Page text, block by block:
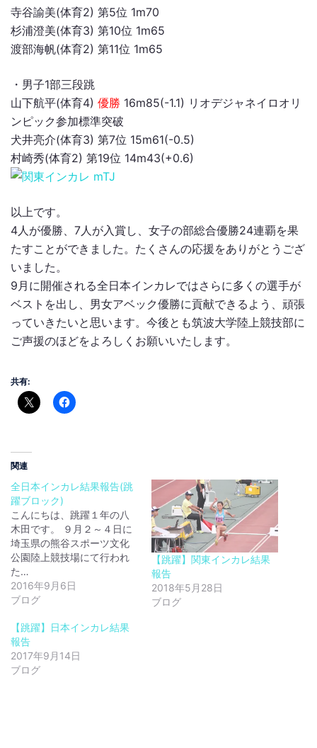
寺谷諭美(体育2) 第5位 1m70
杉浦澄美(体育3) 第10位 1m65
渡部海帆(体育2) 第11位 1m65
・男子1部三段跳
山下航平(体育4) 優勝 16m85(-1.1) リオデジャネイロオリ
ンピック参加標準突破
犬井亮介(体育3) 第7位 15m61(-0.5)
村崎秀(体育2) 第19位 14m43(+0.6)
以上です。
4人が優勝、7人が入賞し、女子の部総合優勝24連覇を果
たすことができました。たくさんの応援をありがとうござ
いました。
9月に開催される全日本インカレではさらに多くの選手が
ベストを出し、男女アベック優勝に貢献できるよう、頑張
っていきたいと思います。今後とも筑波大学陸上競技部に
ご声援のほどをよろしくお願いいたします。
共有:
関連
全日本インカレ結果報告(跳
躍ブロック)
こんにちは、跳躍１年の八
木田です。 ９月２～４日に
埼玉県の熊谷スポーツ文化
公園陸上競技場にて行われ
た…
2016年9月6日
ブログ
【跳躍】関東インカレ結果
報告
2018年5月28日
ブログ
【跳躍】日本インカレ結果
報告
2017年9月14日
ブログ